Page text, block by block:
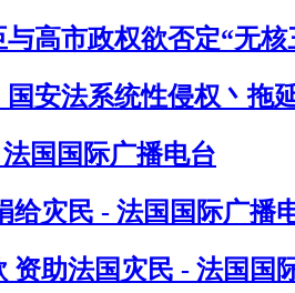
高市政权欲否定“无
安法系统性侵权丶拖
国国际广播电台
给灾民 - 法国国际广播
助法国灾民 - 法国国